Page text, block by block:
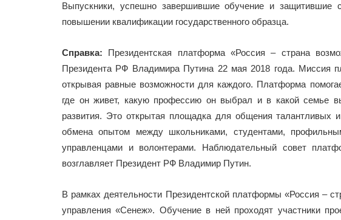
Выпускники, успешно завершившие обучение и защитившие
повышении квалификации государственного образца.
Справка: Президентская платформа «Россия – страна
Президента РФ Владимира Путина 22 мая 2018 года. Миссия
открывая равные возможности для каждого. Платформа
где он живет, какую профессию он выбрал и в какой семье
развития. Это открытая площадка для общения талантливых
обмена опытом между школьниками, студентами,
управленцами и волонтерами. Наблюдательный совет
возглавляет Президент РФ Владимир Путин.
В рамках деятельности Президентской платформы «Россия –
управления «Сенеж». Обучение в ней проходят участники